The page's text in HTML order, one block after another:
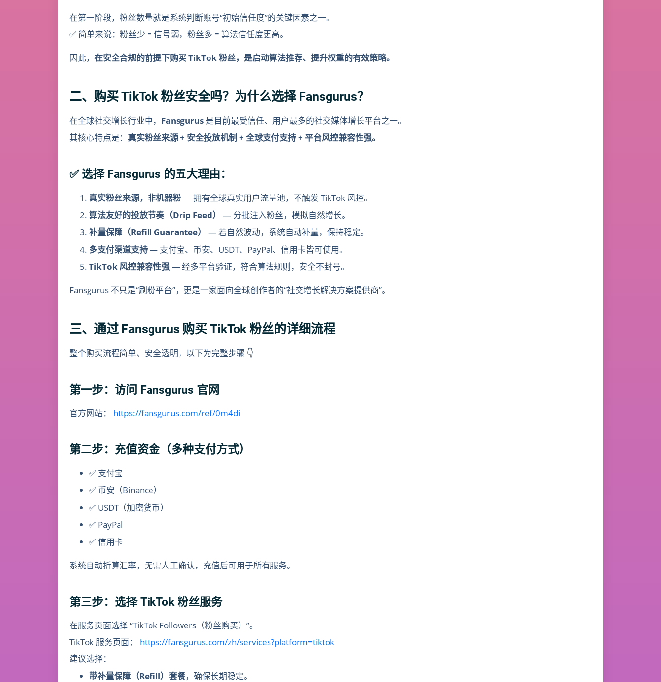
在第一阶段，粉丝数量就是系统判断账号“初始信任度”的关键因素之一。
✅ 简单来说：粉丝少 = 信号弱，粉丝多 = 算法信任度更高。
因此， 在安全合规的前提下购买 TikTok 粉丝，是启动算法推荐、提升权重的有效策略。
二、购买 TikTok 粉丝安全吗？为什么选择 Fansgurus？
在全球社交增长行业中， Fansgurus 是目前最受信任、用户最多的社交媒体增长平台之一。
其核心特点是： 真实粉丝来源 + 安全投放机制 + 全球支付支持 + 平台风控兼容性强。
✅ 选择 Fansgurus 的五大理由：
真实粉丝来源，非机器粉— 拥有全球真实用户流量池，不触发 TikTok 风控。
算法友好的投放节奏（Drip Feed）
— 分批注入粉丝，模拟自然增长。
补量保障（Refill Guarantee）
— 若自然波动，系统自动补量，保持稳定。
多支付渠道支持— 支付宝、币安、USDT、PayPal、信用卡皆可使用。
TikTok 风控兼容性强— 经多平台验证，符合算法规则，安全不封号。
Fansgurus 不只是“刷粉平台”，更是一家面向全球创作者的“社交增长解决方案提供商”。
三、通过 Fansgurus 购买 TikTok 粉丝的详细流程
整个购买流程简单、安全透明，以下为完整步骤 👇
第一步：访问 Fansgurus 官网
官方网站： https://fansgurus.com/ref/0m4di
第二步：充值资金（多种支付方式）
✅ 支付宝
✅ 币安（Binance）
✅ USDT（加密货币）
✅ PayPal
✅ 信用卡
系统自动折算汇率，无需人工确认，充值后可用于所有服务。
第三步：选择 TikTok 粉丝服务
在服务页面选择 “TikTok Followers（粉丝购买）”。
TikTok 服务页面： https://fansgurus.com/zh/services?platform=tiktok
建议选择：
带补量保障（Refill）套餐，确保长期稳定。